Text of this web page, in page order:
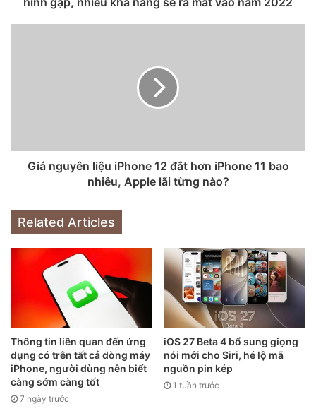
nên đã thử nghiệm trước với WhatsApp.
Giá nguyên liệu iPhone 12 đắt hơn iPhone 11 bao
nhiêu, Apple lãi từng nào?
Related Articles
Thông tin liên quan đến ứng
dụng có trên tất cả dòng máy
iPhone, người dùng nên biết
càng sớm càng tốt
7 ngày trước
iOS 27 Beta 4 bổ sung giọng
nói mới cho Siri, hé lộ mã
nguồn pin kép
1 tuần trước